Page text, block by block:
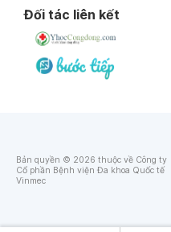
Đối tác liên kết
Bản quyền © 2026 thuộc về Công ty
Cổ phần Bệnh viện Đa khoa Quốc tế
Vinmec